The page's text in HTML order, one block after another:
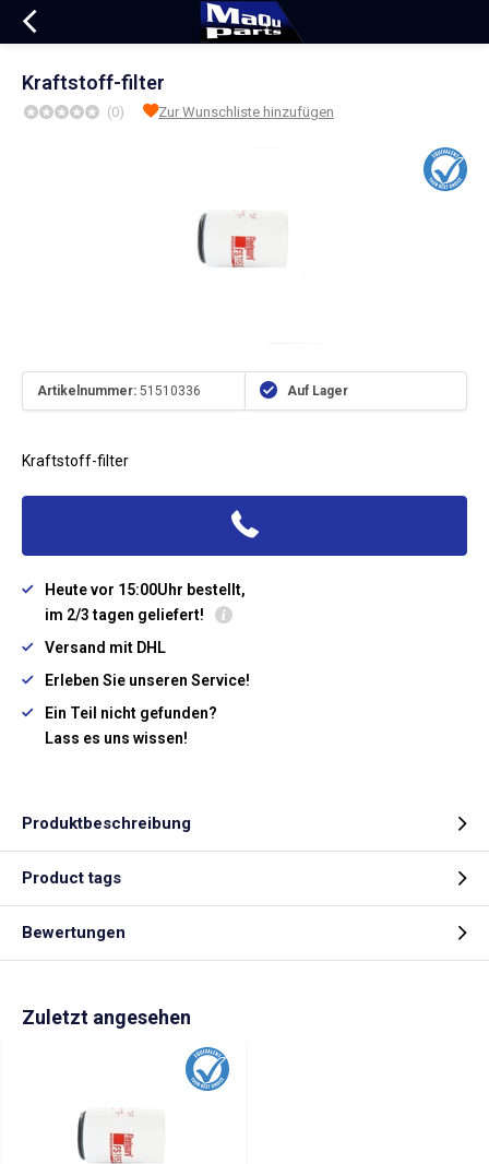
Kraftstoff-filter
(0) Zur Wunschliste hinzufügen
Artikelnummer: 51510336 Auf Lager
Kraftstoff-filter
Heute vor 15:00Uhr bestellt,
im 2/3 tagen geliefert!
Versand mit DHL
Erleben Sie unseren Service!
Ein Teil nicht gefunden?
Lass es uns wissen!
Produktbeschreibung
Product tags
Bewertungen
Zuletzt angesehen